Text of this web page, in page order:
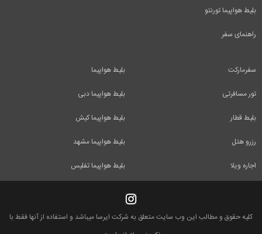
بلیط هواپیما تورنتو
راهنمای سفر
بلیط هواپیما
بلیط هواپیما دبی
بلیط هواپیما کیش
بلیط هواپیما مشهد
بلیط هواپیما تفلیس
سفرمارکت
تور مسافرتی
بلیط قطار
رزرو هتل
اجاره ویلا
کلیه حقوق و مطالب این وب سایت متعلق به شرکت ایرسا میباشد و استفاده از آنها فقط با